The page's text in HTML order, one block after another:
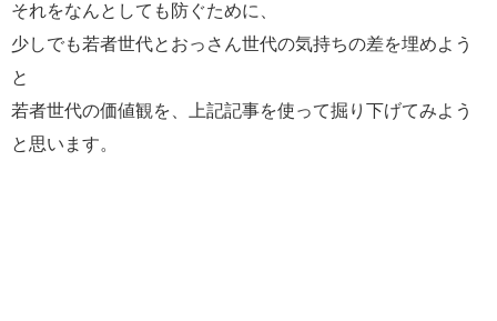
それをなんとしても防ぐために、
少しでも若者世代とおっさん世代の気持ちの差を埋めよう
と
若者世代の価値観を、上記記事を使って掘り下げてみよう
と思います。